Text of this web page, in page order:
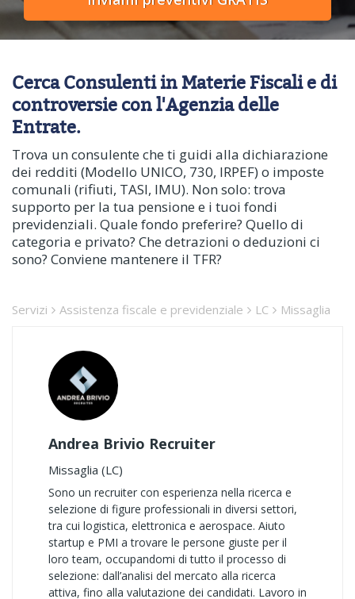
Cerca Consulenti in Materie Fiscali e di
controversie con l'Agenzia delle
Entrate.
Trova un consulente che ti guidi alla dichiarazione
dei redditi (Modello UNICO, 730, IRPEF) o imposte
comunali (rifiuti, TASI, IMU). Non solo: trova
supporto per la tua pensione e i tuoi fondi
previdenziali. Quale fondo preferire? Quello di
categoria e privato? Che detrazioni o deduzioni ci
sono? Conviene mantenere il TFR?
Servizi Assistenza fiscale e previdenziale LC Missaglia
Andrea Brivio Recruiter
Missaglia (LC)
Sono un recruiter con esperienza nella ricerca e
selezione di figure professionali in diversi settori,
tra cui logistica, elettronica e aerospace. Aiuto
startup e PMI a trovare le persone giuste per il
loro team, occupandomi di tutto il processo di
selezione: dall’analisi del mercato alla ricerca
attiva, fino alla valutazione dei candidati. Lavoro in